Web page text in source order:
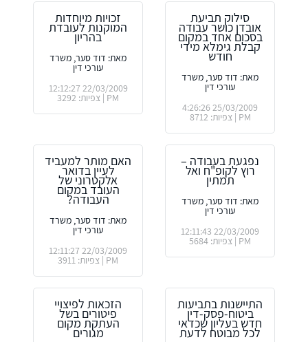
סילוק תביעת
אובדן כושר עבודה
בסכום אחד במקום
קבלת גימלא מידי
חודש
מאת: דוד סער, משרד
עורכי דין
25/03/2009 4:26:26
PM | צפיות: 8712
זכויות מיוחדות
המוקנות לעובדת
בהריון
מאת: דוד סער, משרד
עורכי דין
22/03/2009 12:12:27
PM | צפיות: 3292
נפגעת בעבודה –
רוץ לקופ"ח ואל
תמתין
מאת: דוד סער, משרד
עורכי דין
22/03/2009 12:11:43
PM | צפיות: 5684
האם מותר למעביד
לעיין בדואר
אלקטרוני של
העובד במקום
העבודה?
מאת: דוד סער, משרד
עורכי דין
22/03/2009 12:11:27
PM | צפיות: 3911
התיישנות בתביעות
ביטוח-פסק-דין
חדש בעליון שכדאי
לכל מבוטח לדעת
הזכאות לפיצויי
פיטורים בשל
העתקת מקום
מגורים